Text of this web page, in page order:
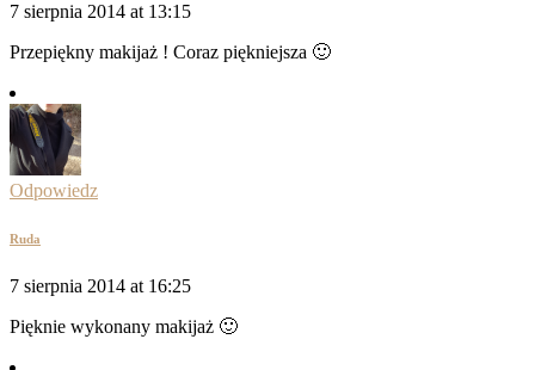
7 sierpnia 2014 at 13:15
Przepiękny makijaż ! Coraz piękniejsza 🙂
Odpowiedz
Ruda
7 sierpnia 2014 at 16:25
Pięknie wykonany makijaż 🙂